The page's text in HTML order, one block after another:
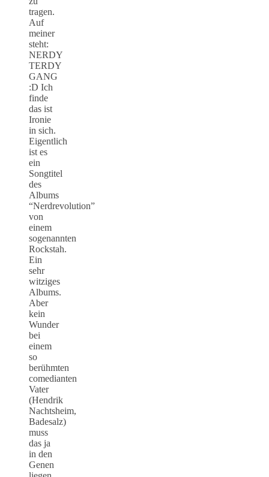
tragen.
Auf
meiner
steht:
NERDY
TERDY
GANG
:D Ich
finde
das ist
Ironie
in sich.
Eigentlich
ist es
ein
Songtitel
des
Albums
“Nerdrevolution”
von
einem
sogenannten
Rockstah.
Ein
sehr
witziges
Albums.
Aber
kein
Wunder
bei
einem
so
berühmten
comedianten
Vater
(Hendrik
Nachtsheim,
Badesalz)
muss
das ja
in den
Genen